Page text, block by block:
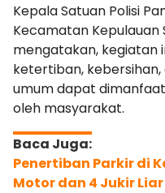
Kepala Satuan Polisi
Kecamatan Kepulauan
mengatakan, kegiatan
ketertiban,
umum dapat
oleh masyarakat.
Penertiban Parkir di
Motor dan 4 Jukir Liar